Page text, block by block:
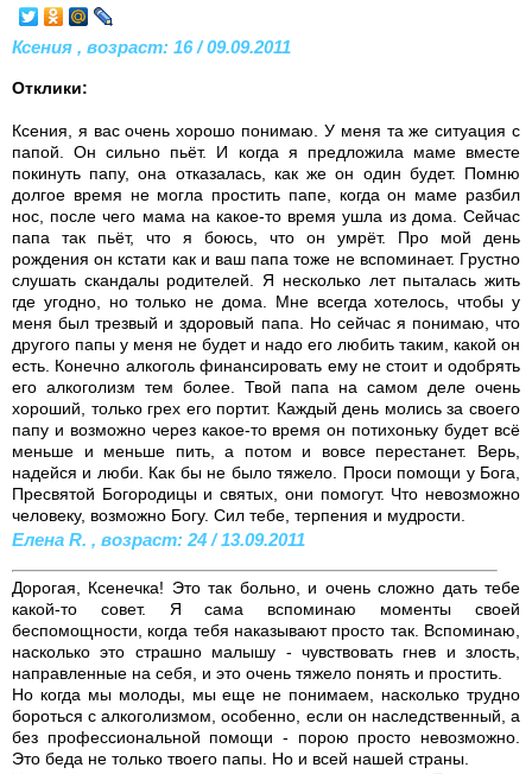
Ксения , возраст: 16 / 09.09.2011
Отклики:
Ксения, я вас очень хорошо понимаю. У меня та же ситуация с
папой. Он сильно пьёт. И когда я предложила маме вместе
покинуть папу, она отказалась, как же он один будет. Помню
долгое время не могла простить папе, когда он маме разбил
нос, после чего мама на какое-то время ушла из дома. Сейчас
папа так пьёт, что я боюсь, что он умрёт. Про мой день
рождения он кстати как и ваш папа тоже не вспоминает. Грустно
слушать скандалы родителей. Я несколько лет пыталась жить
где угодно, но только не дома. Мне всегда хотелось, чтобы у
меня был трезвый и здоровый папа. Но сейчас я понимаю, что
другого папы у меня не будет и надо его любить таким, какой он
есть. Конечно алкоголь финансировать ему не стоит и одобрять
его алкоголизм тем более. Твой папа на самом деле очень
хороший, только грех его портит. Каждый день молись за своего
папу и возможно через какое-то время он потихоньку будет всё
меньше и меньше пить, а потом и вовсе перестанет. Верь,
надейся и люби. Как бы не было тяжело. Проси помощи у Бога,
Пресвятой Богородицы и святых, они помогут. Что невозможно
человеку, возможно Богу. Сил тебе, терпения и мудрости.
Елена R. , возраст: 24 / 13.09.2011
Дорогая, Ксенечка! Это так больно, и очень сложно дать тебе
какой-то совет. Я сама вспоминаю моменты своей
беспомощности, когда тебя наказывают просто так. Вспоминаю,
насколько это страшно малышу - чувствовать гнев и злость,
направленные на себя, и это очень тяжело понять и простить.
Но когда мы молоды, мы еще не понимаем, насколько трудно
бороться с алкоголизмом, особенно, если он наследственный, а
без профессиональной помощи - порою просто невозможно.
Это беда не только твоего папы. Но и всей нашей страны.